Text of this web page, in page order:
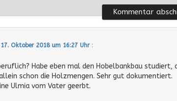
17. Oktober 2018 um 16:27 Uhr :
Habe eben mal den Hobelbankbau studiert,
schon die Holzmengen. Sehr gut dokumentiert.
Ulmia vom Vater geerbt.